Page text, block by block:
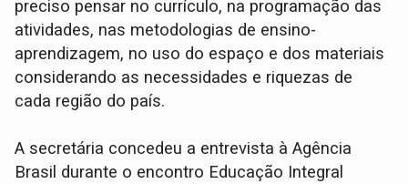
preciso pensar no currículo, na programação das
atividades, nas metodologias de ensino-
aprendizagem, no uso do espaço e dos materiais
considerando as necessidades e riquezas de
cada região do país.
A secretária concedeu a entrevista à Agência
Brasil durante o encontro Educação Integral